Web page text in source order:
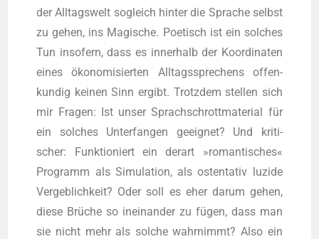
der All­tags­welt sogleich hin­ter die Spra­che selbst
zu gehen, ins Magi­sche. Poe­tisch ist ein sol­ches
Tun inso­fern, dass es inner­halb der Koor­di­na­ten
eines öko­no­mi­sier­ten All­tags­spre­chens offen­
kun­dig kei­nen Sinn ergibt. Trotz­dem stel­len sich
mir Fra­gen: Ist unser Sprach­schrott­ma­te­ri­al für
ein sol­ches Unter­fan­gen geeig­net? Und kri­ti­
scher: Funk­tio­niert ein der­art »roman­ti­sches«
Pro­gramm als Simu­la­ti­on, als osten­ta­tiv luzi­de
Ver­geb­lich­keit? Oder soll es eher dar­um gehen,
die­se Brü­che so inein­an­der zu fügen, dass man
sie nicht mehr als sol­che wahr­nimmt? Also ein